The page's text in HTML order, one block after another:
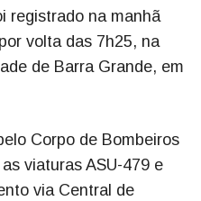
registrado na manhã
volta das 7h25, na
de Barra Grande, em
Corpo de Bombeiros
viaturas ASU-479 e
via Central de